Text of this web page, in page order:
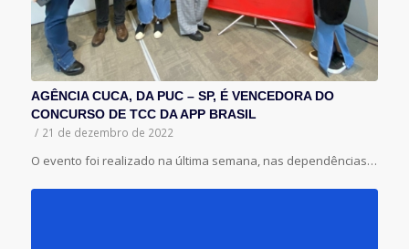
AGÊNCIA CUCA, DA PUC – SP, É VENCEDORA DO
CONCURSO DE TCC DA APP BRASIL
/ 21 de dezembro de 2022
O evento foi realizado na última semana, nas dependências…